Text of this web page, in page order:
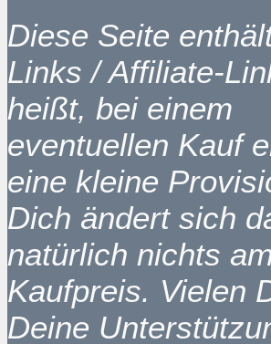
Diese Seite
Links / Affiliate-
heißt, bei einem
eventuellen Kauf
eine kleine
Dich ändert sich
natürlich nichts
Kaufpreis. Vielen
Deine